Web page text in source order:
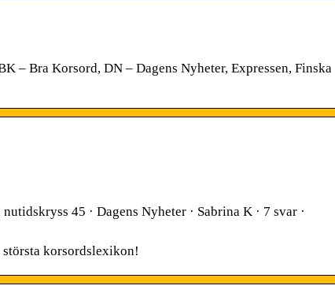
– Bra Korsord, DN – Dagens Nyheter, Expressen, Finska
45 · Dagens Nyheter · Sabrina K · 7 svar ·
korsordslexikon!